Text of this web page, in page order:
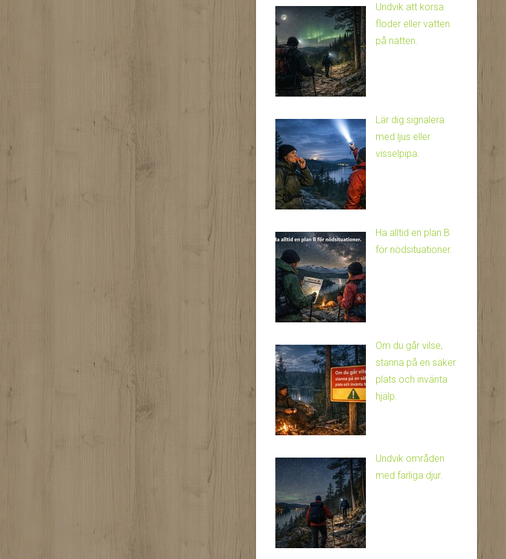
Undvik att korsa
floder eller vatten
på natten.
Lär dig signalera
med ljus eller
visselpipa.
Ha alltid en plan B
för nödsituationer.
Om du går vilse,
stanna på en säker
plats och invänta
hjälp.
Undvik områden
med farliga djur.